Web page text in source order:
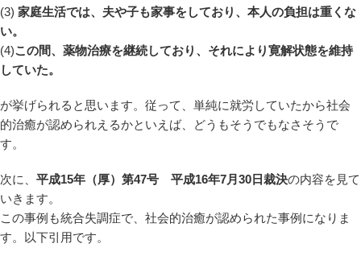
(3) 家庭生活では、夫や子も家事をしており、本人の負担は重くな
い。
(4)この間、薬物治療を継続しており、それにより寛解状態を維持
していた。
が挙げられると思います。従って、単純に就労していたから社会
的治癒が認められえるかといえば、どうもそうでもなさそうで
す。
次に、 平成15年（厚）第47号 平成16年7月30日裁決の内容を見て
いきます。
この事例も統合失調症で、社会的治癒が認められた事例になりま
す。以下引用です。